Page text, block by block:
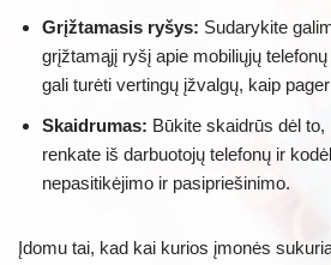
Grįžtamasis ryšys: Sudarykite
grįžtamąjį ryšį apie mobiliųjų
gali turėti vertingų įžvalgų, kaip
Skaidrumas: Būkite skaidrūs dėl
renkate iš darbuotojų telefonų ir
nepasitikėjimo ir pasipriešinimo.
Įdomu tai, kad kai kurios įmonės